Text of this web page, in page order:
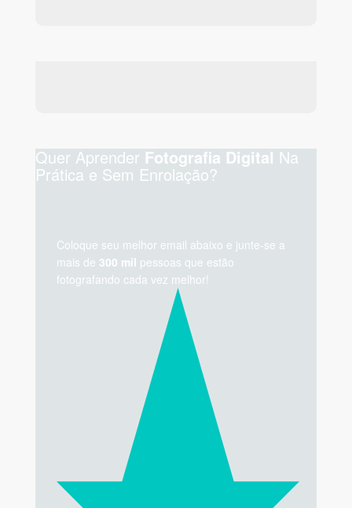
Quer Aprender Fotografia Digital Na
Prática e Sem Enrolação?
Coloque seu melhor email abaixo e junte-se a
mais de 300 mil pessoas que estão
fotografando cada vez melhor!